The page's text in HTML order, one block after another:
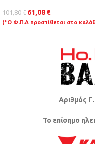
101,80€ 61,08 €
(*Ο Φ.Π.Α προστίθεται στο
Αριθμός
Το επίσημο